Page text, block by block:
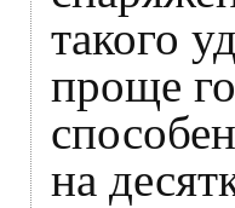
такого
проще
на